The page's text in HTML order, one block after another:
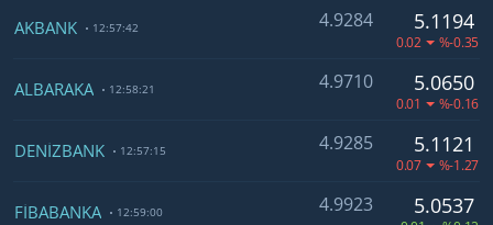
AKBANK 12:57:42 4.9284 5.1194
0.02 %-0.35
ALBARAKA 12:58:21 4.9710 5.0650
0.01 %-0.16
DENİZBANK 12:57:15 4.9285 5.1121
0.07 %-1.27
FİBABANKA 12:59:00 4.9923 5.0537